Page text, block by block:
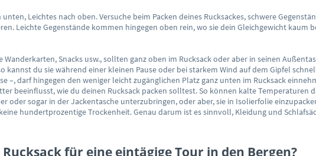
Leichtes nach oben. Versuche beim Packen deines Rucksackes, schwere
Leichte Gegenstände kommen hingegen oben rein, wo sie dein Gleichgewicht
Wanderkarten, Snacks usw., sollten ganz oben im Rucksack oder aber in seinen
kannst du sie während einer kleinen Pause oder bei starkem Wind auf dem Gipfel
–, darf hingegen den weniger leicht zugänglichen Platz ganz unten im Rucksack
beeinflusst, wie du deinen Rucksack packen solltest. So können kalte
oder sogar in der Jackentasche unterzubringen, oder aber, sie in Isolierfolie
hundertprozentige Trockenheit. Genau darum ist es sinnvoll, Kleidung und
für eine eintägige Tour in den Bergen?